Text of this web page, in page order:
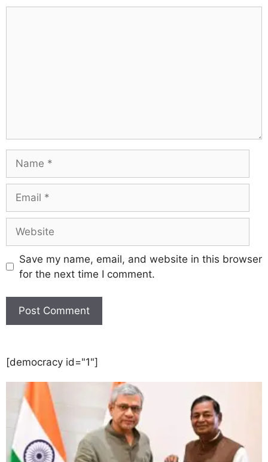
Save my name, email, and website in this browser
for the next time I comment.
[democracy id="1"]